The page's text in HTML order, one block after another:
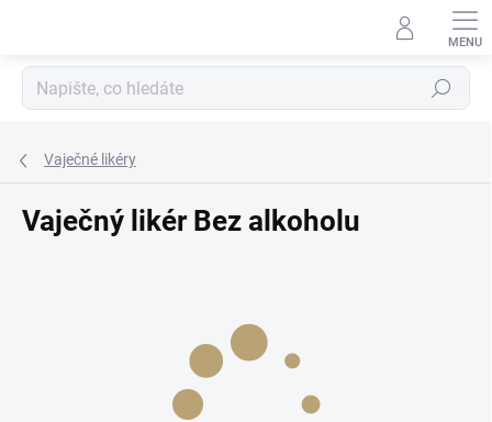
Hledat
Vaječné likéry
Vaječný likér Bez alkoholu